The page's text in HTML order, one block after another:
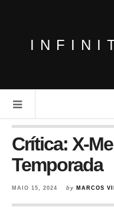
Crítica: X-
Temporada
MAIO 15, 2024 by MARCOS